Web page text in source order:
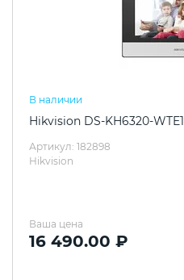
В наличии
Hikvision DS-KH6320-WTE1
Артикул: 182898
Hikvision
Ваша цена
16 490.00 ₽